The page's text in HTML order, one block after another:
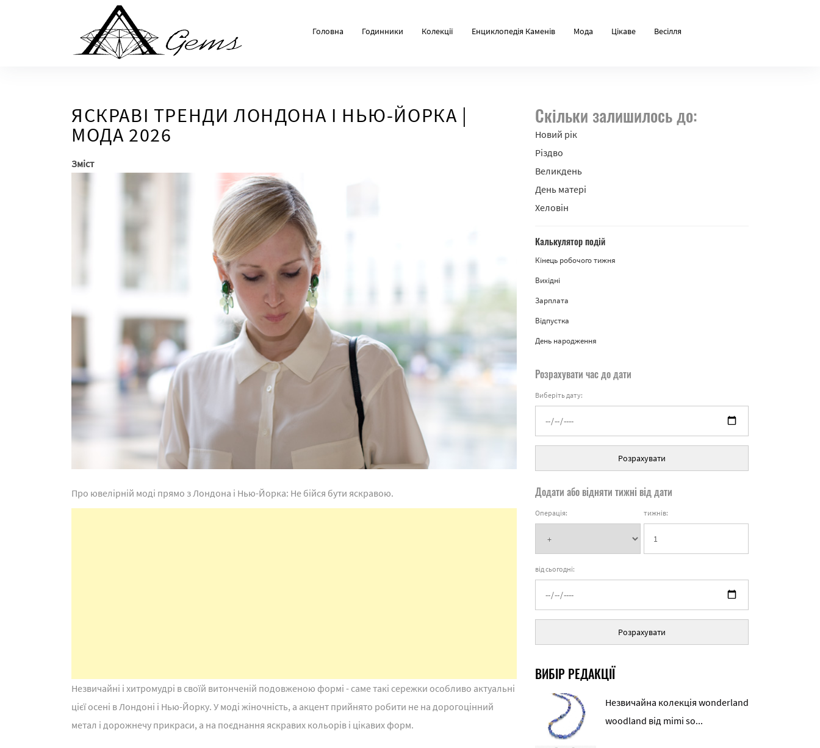
Головна Годинники Колекції Енциклопедія Каменів Мода Цікаве Весілля
ЯСКРАВІ ТРЕНДИ ЛОНДОНА І НЬЮ-ЙОРКА |
МОДА 2026
Зміст
Про ювелірній моді прямо з Лондона і Нью-Йорка: Не бійся бути яскравою.
Незвичайні і хитромудрі в своїй витонченій подовженою формі - саме такі сережки особливо актуальні
цієї осені в Лондоні і Нью-Йорку. У моді жіночність, а акцент прийнято робити не на дорогоцінний
метал і дорожнечу прикраси, а на поєднання яскравих кольорів і цікавих форм.
Скільки залишилось до:
Новий рік
Різдво
Великдень
День матері
Хеловін
Калькулятор подій
Кінець робочого тижня
Вихідні
Зарплата
Відпустка
День народження
Розрахувати час до дати
Виберіть дату:
Розрахувати
Додати або відняти тижні від дати
Операція: тижнів:
від сьогодні:
Розрахувати
ВИБІР РЕДАКЦІЇ
Незвичайна колекція wonderland
woodland від mimi so...